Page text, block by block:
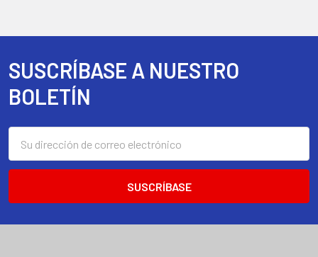
Footer
SUSCRÍBASE A NUESTRO
BOLETÍN
correo